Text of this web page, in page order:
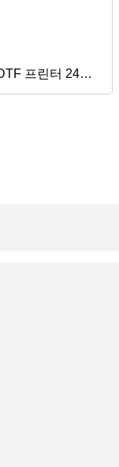
프린터 24시